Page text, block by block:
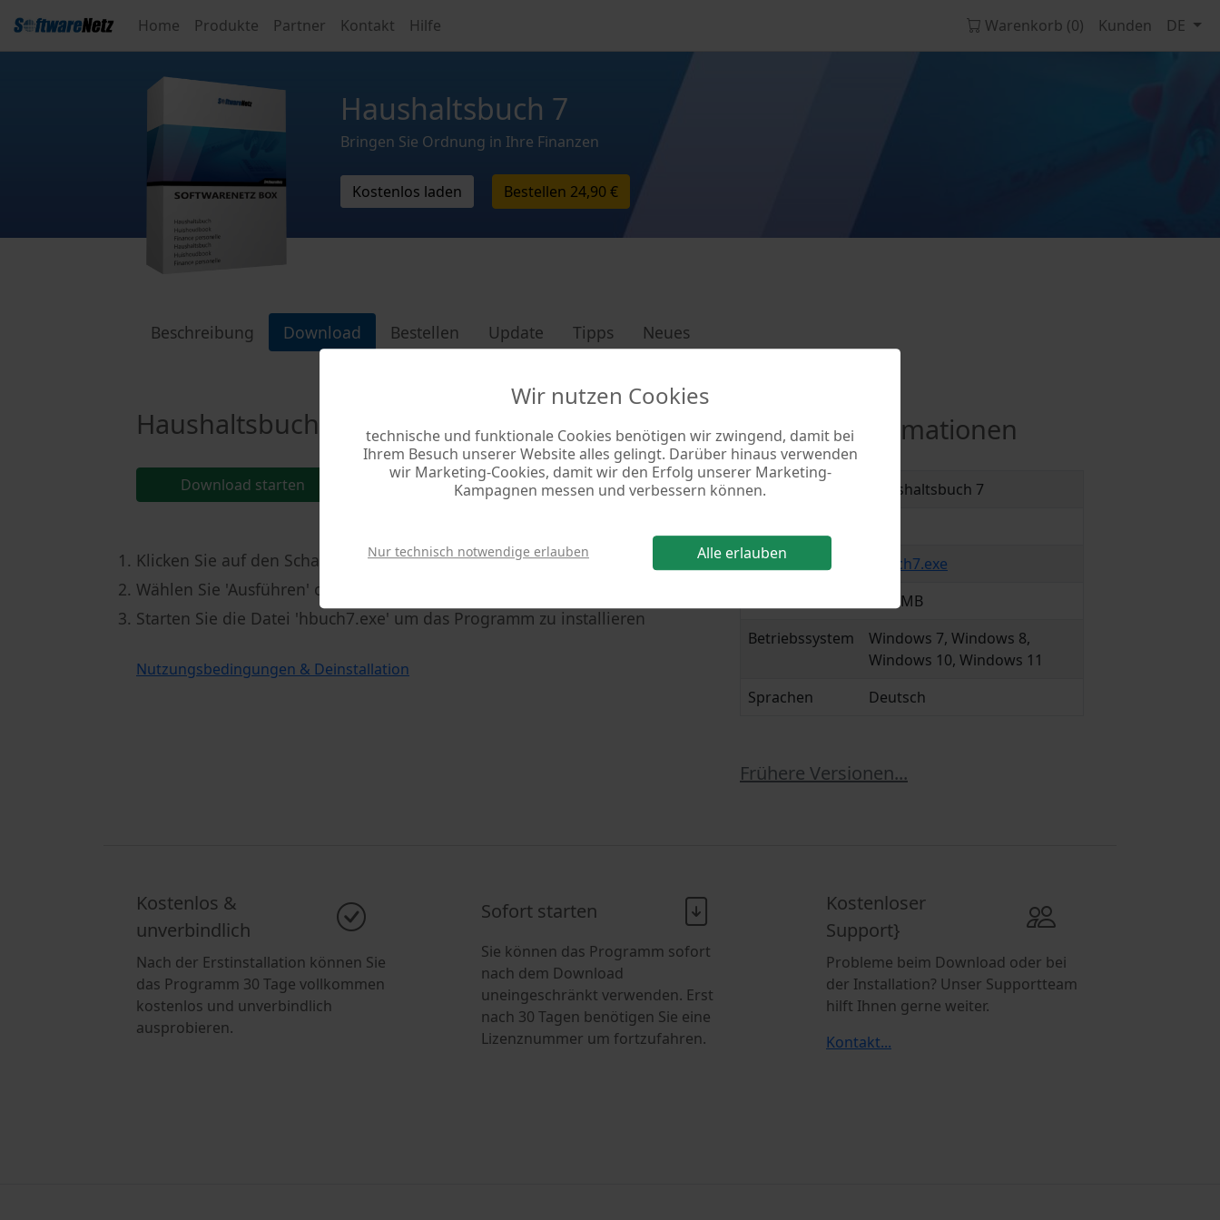
Home Produkte Partner Kontakt Hilfe Warenkorb (0) Kunden DE
Wir nutzen Cookies
technische und funktionale Cookies benötigen wir zwingend, damit bei
Ihrem Besuch unserer Website alles gelingt. Darüber hinaus verwenden
wir Marketing-Cookies, damit wir den Erfolg unserer Marketing-
Kampagnen messen und verbessern können.
Nur technisch notwendige erlauben Alle erlauben
Haushaltsbuch 7
Bringen Sie Ordnung in Ihre Finanzen
Kostenlos laden Bestellen 24,90 €
Beschreibung Download Bestellen Update Tipps Neues
Haushaltsbuch 7 kostenlos laden
Download starten
Klicken Sie auf den Schalter [Download]
Wählen Sie 'Ausführen' oder speichern Sie die Datei 'hbuch7.exe'
Starten Sie die Datei 'hbuch7.exe' um das Programm zu installieren
Nutzungsbedingungen & Deinstallation
Weitere Informationen
Programm
Haushaltsbuch 7
Datei
hbuch7.exe
21.3 MB
Betriebssystem
Windows 7, Windows 8,
Windows 10, Windows 11
Sprachen
Deutsch
Frühere Versionen...
Kostenlos &
unverbindlich
Nach der Erstinstallation können Sie
das Programm 30 Tage vollkommen
kostenlos und unverbindlich
ausprobieren.
Sofort starten
Sie können das Programm sofort
nach dem Download
uneingeschränkt verwenden. Erst
nach 30 Tagen benötigen Sie eine
Lizenznummer um fortzufahren.
Kostenloser
Support}
Probleme beim Download oder bei
der Installation? Unser Supportteam
hilft Ihnen gerne weiter.
Kontakt...